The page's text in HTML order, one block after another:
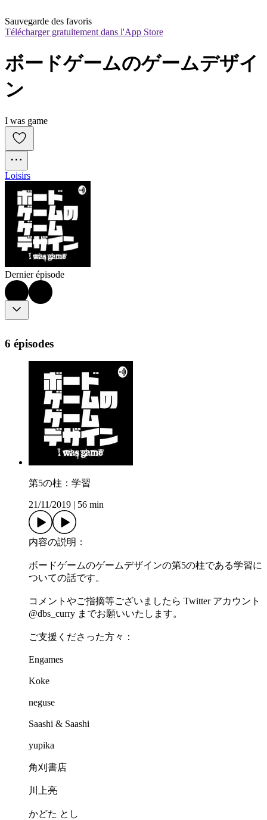
Sauvegarde des favoris
Télécharger gratuitement dans l'App Store
ボードゲームのゲームデザイ
ン
I was game
Loisirs
Dernier épisode
6 épisodes
第5の柱：学習
21/11/2019 56 min
内容の説明：
ボードゲームのゲームデザインの第5の柱である学習に
ついての話です。
コメントやご指摘等ございましたら Twitter アカウント
@dbs_curry までお願いいたします。
ご支援くださった方々：
Engames
Koke
neguse
Saashi & Saashi
yupika
角刈書店
川上亮
かどた とし